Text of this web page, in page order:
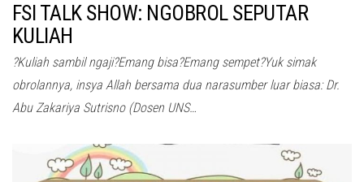
FSI TALK SHOW: NGOBROL SEPUTAR
KULIAH
?Kuliah sambil ngaji?Emang bisa?Emang sempet?Yuk simak
obrolannya, insya Allah bersama dua narasumber luar biasa: Dr.
Abu Zakariya Sutrisno (Dosen UNS…